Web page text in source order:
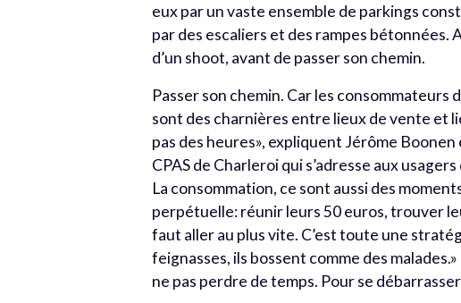
eux par un vaste ensemble de parkings
par des escaliers et des rampes bétonnées.
d’un shoot, avant de passer son chemin.
Passer son chemin. Car les consommateurs
sont des charnières entre lieux de vente et
pas des heures», expliquent Jérôme
CPAS de Charleroi qui s’adresse aux
La consommation, ce sont aussi des
perpétuelle: réunir leurs 50 euros, trouver
faut aller au plus vite. C’est toute une
feignasses, ils bossent comme des
ne pas perdre de temps. Pour se